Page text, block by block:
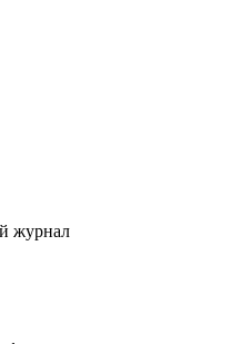
«Рынок капитала
журнал